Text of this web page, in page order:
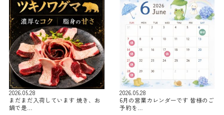
2026.05.28
まだまだ入荷しています 焼き、お
鍋で是…
2026.05.28
6月の営業カレンダーです 皆様のご
予約を…